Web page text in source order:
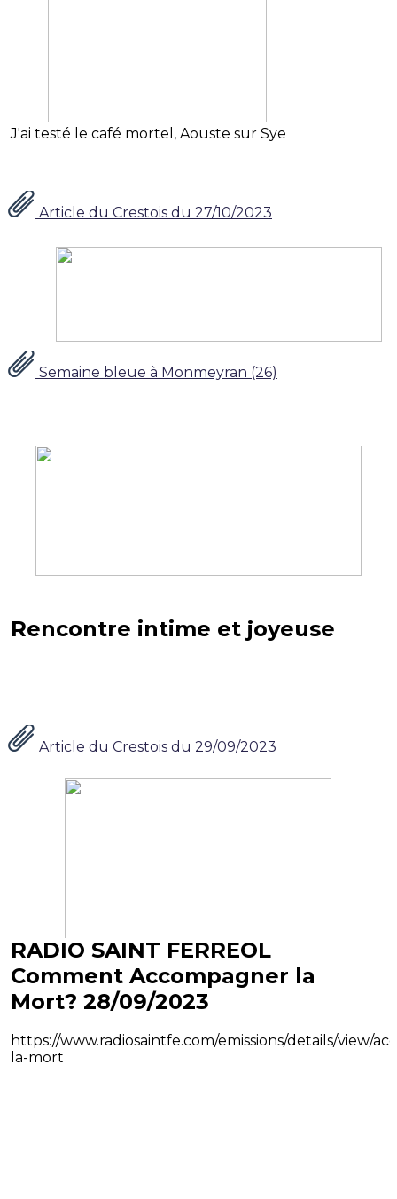
J'ai testé le café mortel, Aouste sur Sye
Article du Crestois du 27/10/2023
Semaine bleue à Monmeyran (26)
Rencontre intime et joyeuse
Article du Crestois du 29/09/2023
RADIO SAINT FERREOL
Comment Accompagner la
Mort? 28/09/2023
https://www.radiosaintfe.com/emissions/details/view/
la-mort